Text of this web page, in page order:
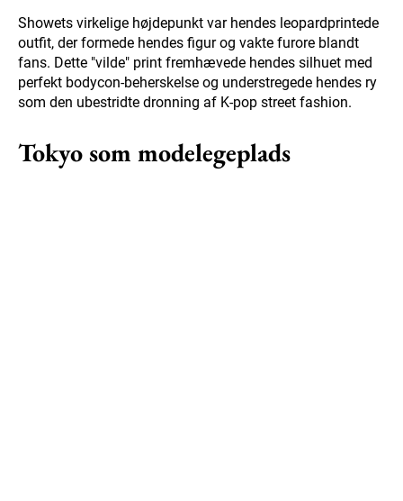
Showets virkelige højdepunkt var hendes leopardprintede
outfit, der formede hendes figur og vakte furore blandt
fans. Dette "vilde" print fremhævede hendes silhuet med
perfekt bodycon-beherskelse og understregede hendes ry
som den ubestridte dronning af K-pop street fashion.
Tokyo som modelegeplads